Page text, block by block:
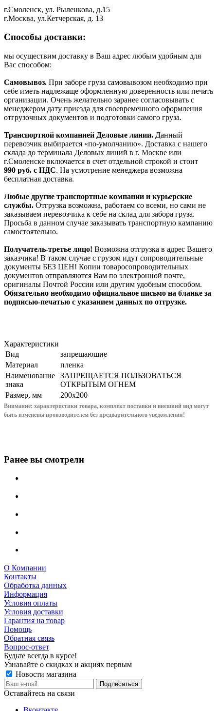
г.Смоленск, ул. Рыленкова, д.15
г.Москва, ул.Кетчерская, д. 13
Способы доставки:
мы осуществим доставку в Ваш адрес любым удобным для
Вас способом:
Самовывоз. При заборе груза самовывозом необходимо при
себе иметь надлежаще оформленную доверенность или печать
организации. Очень желательно заранее согласовывать с
менеджером дату приезда для своевременного оформления
отгрузочных документов и подготовки самого груза.
Транспортной компанией Деловые линии. Данный
перевозчик выбирается «по-умолчанию». Доставка с нашего
склада до терминала Деловых линий в г. Москве или
г.Смоленске включается в счет отдельной строкой и стоит
990 руб. с НДС. На усмотрение менеджера возможна
бесплатная доставка.
Любые другие транспортные компании и курьерские
службы. Отгрузка возможна, работаем со всеми, но сами не
заказываем перевозчика к себе на склад для забора груза.
Просьба в данном случае заказывать транспортную кампанию
самостоятельно.
Получатель-третье лицо! Возможна отгрузка в адрес Вашего
заказчика! В таком случае с грузом идут сопроводительные
документы БЕЗ ЦЕН! Копии товаросопроводительных
документов отправляются Вам по электронной почте,
оригиналы Почтой России или другим удобным способом.
Обязательно необходимо официальное письмо на бланке за
подписью-печатью с указанием данных по отгрузке.
Характеристики
Вид
запрещающие
Материал
пленка
Наименование
знака
ЗАПРЕЩАЕТСЯ ПОЛЬЗОВАТЬСЯ
ОТКРЫТЫМ ОГНЕМ
Размер, мм
200x200
Внимание: характеристики товара, комплект поставки и внешний вид могут
быть изменены производителем без предварительного уведомления!
Ранее вы смотрели
О Компании
Контакты
Обработка данных
Информация
Условия оплаты
Условия доставки
Гарантия на товар
Помощь
Обратная связь
Вопрос-ответ
Будьте всегда в курсе!
Узнавайте о скидках и акциях первым
Новости магазина
Оставайтесь на связи